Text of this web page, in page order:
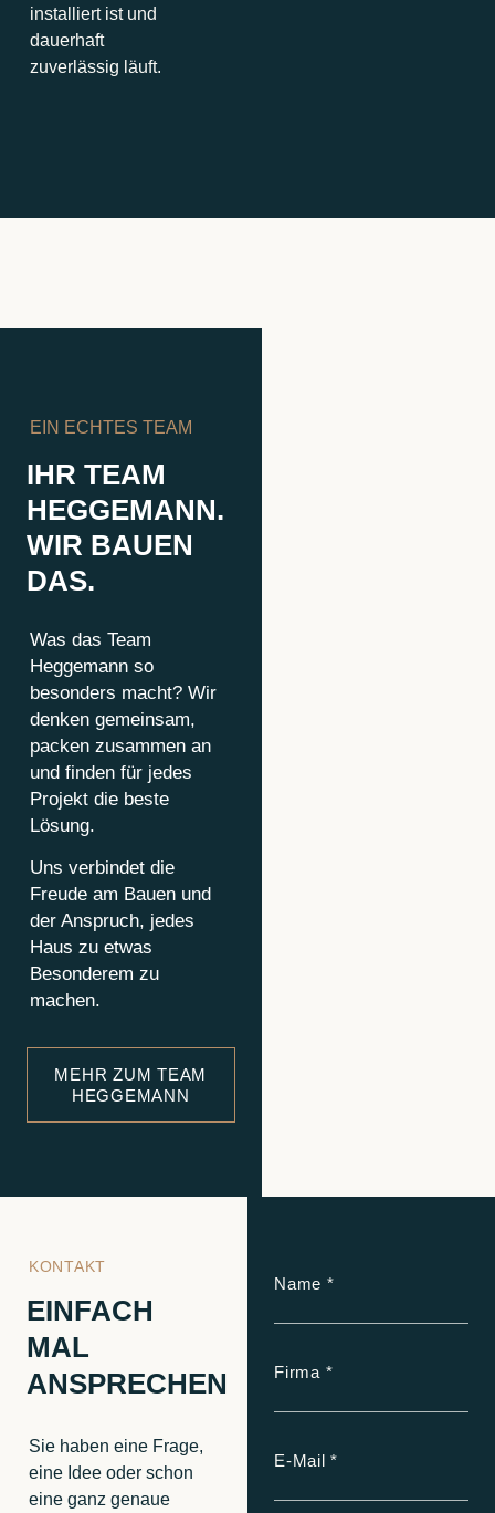
installiert ist und
dauerhaft
zuverlässig läuft.
EIN ECHTES TEAM
IHR TEAM
HEGGEMANN.
WIR BAUEN
DAS.
Was das Team
Heggemann so
besonders macht? Wir
denken gemeinsam,
packen zusammen an
und finden für jedes
Projekt die beste
Lösung.
Uns verbindet die
Freude am Bauen und
der Anspruch, jedes
Haus zu etwas
Besonderem zu
machen.
MEHR ZUM TEAM
HEGGEMANN
KONTAKT
EINFACH
MAL
ANSPRECHEN
Sie haben eine Frage,
eine Idee oder schon
eine ganz genaue